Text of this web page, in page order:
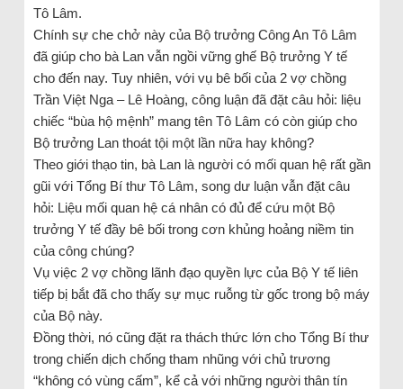
Tô Lâm.
Chính sự che chở này của Bộ trưởng Công An Tô Lâm
đã giúp cho bà Lan vẫn ngồi vững ghế Bộ trưởng Y tế
cho đến nay. Tuy nhiên, với vụ bê bối của 2 vợ chồng
Trần Việt Nga – Lê Hoàng, công luận đã đặt câu hỏi: liệu
chiếc “bùa hộ mệnh” mang tên Tô Lâm có còn giúp cho
Bộ trưởng Lan thoát tội một lần nữa hay không?
Theo giới thạo tin, bà Lan là người có mối quan hệ rất gần
gũi với Tổng Bí thư Tô Lâm, song dư luận vẫn đặt câu
hỏi: Liệu mối quan hệ cá nhân có đủ để cứu một Bộ
trưởng Y tế đầy bê bối trong cơn khủng hoảng niềm tin
của công chúng?
Vụ việc 2 vợ chồng lãnh đạo quyền lực của Bộ Y tế liên
tiếp bị bắt đã cho thấy sự mục ruỗng từ gốc trong bộ máy
của Bộ này.
Đồng thời, nó cũng đặt ra thách thức lớn cho Tổng Bí thư
trong chiến dịch chống tham nhũng với chủ trương
“không có vùng cấm”, kể cả với những người thân tín